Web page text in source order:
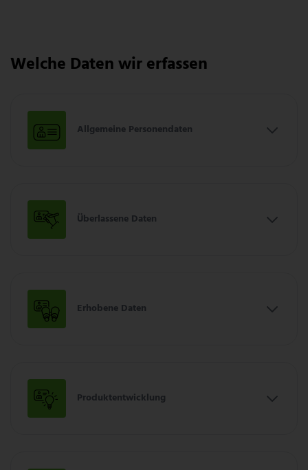
Welche Daten wir erfassen
Allgemeine Personendaten
Überlassene Daten
Erhobene Daten
Produktentwicklung